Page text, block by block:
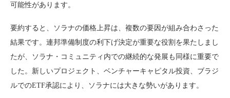
可能性があります。
要約すると、ソラナの価格上昇は、複数の要因が組み合わさった
結果です。連邦準備制度の利下げ決定が重要な役割を果たしまし
たが、ソラナ・コミュニティ内での継続的な発展も同様に重要で
した。新しいプロジェクト、ベンチャーキャピタル投資、ブラジ
ルでのETF承認により、ソラナには大きな勢いがあります。